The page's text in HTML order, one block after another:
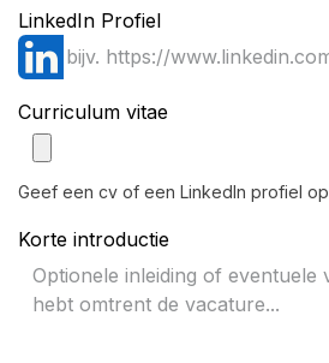
LinkedIn Profiel
Curriculum vitae
Geef een cv of een LinkedIn profiel op
Korte introductie